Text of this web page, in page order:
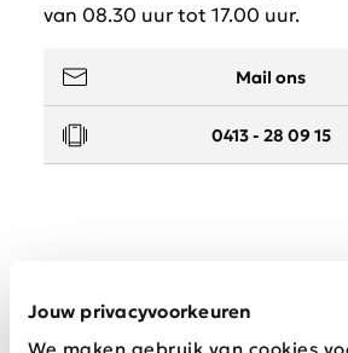
Jouw privacyvoorkeuren
We maken gebruik van cookies
van 08.30 uur tot 17.00 uur.
Mail ons
0413 - 28 09 15